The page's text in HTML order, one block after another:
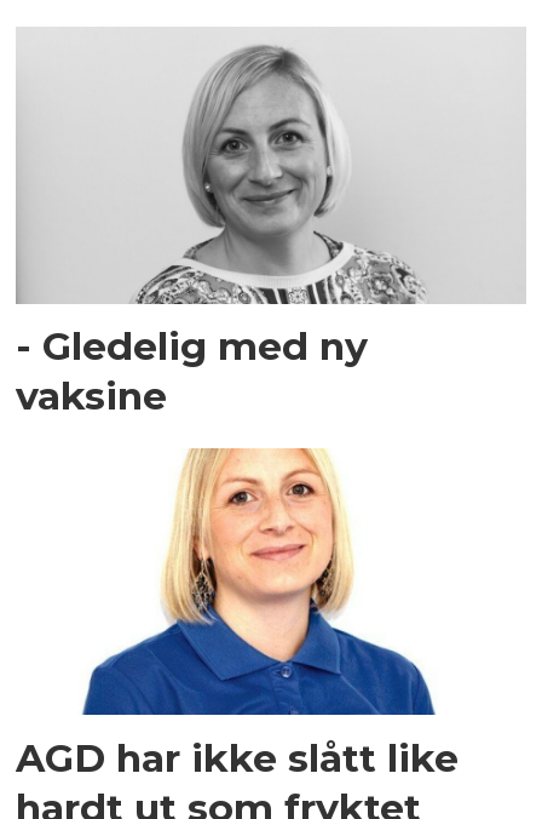
- Gledelig med ny
vaksine
AGD har ikke slått like
hardt ut som fryktet